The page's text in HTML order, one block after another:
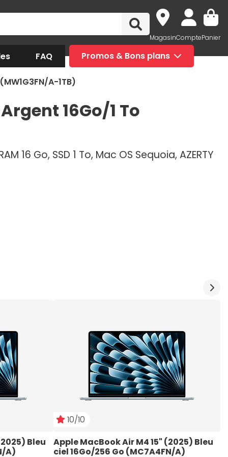
MagasinComptePanier
FAQ Promos & Bons plans
A-1TB)
16Go/1 To
16 Go, SSD 1 To, Mac OS Sequoia, AZERTY
Bleu
A)
10/10
Apple MacBook Air M4 15" (2025) Bleu
ciel 16Go/256 Go (MC7A4FN/A)